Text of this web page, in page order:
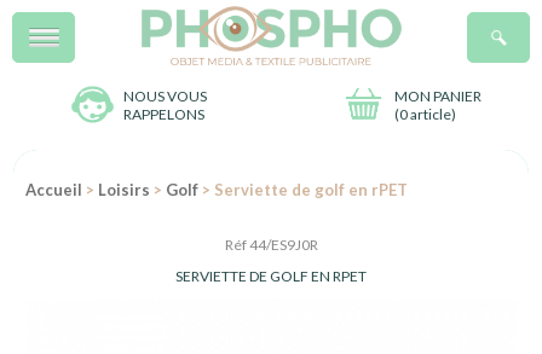
NOUS VOUS
RAPPELONS
MON PANIER
(0 article)
Menu
Accueil > Loisirs > Golf > Serviette de golf en rPET
Réf 44/ES9J0R
SERVIETTE DE GOLF EN RPET